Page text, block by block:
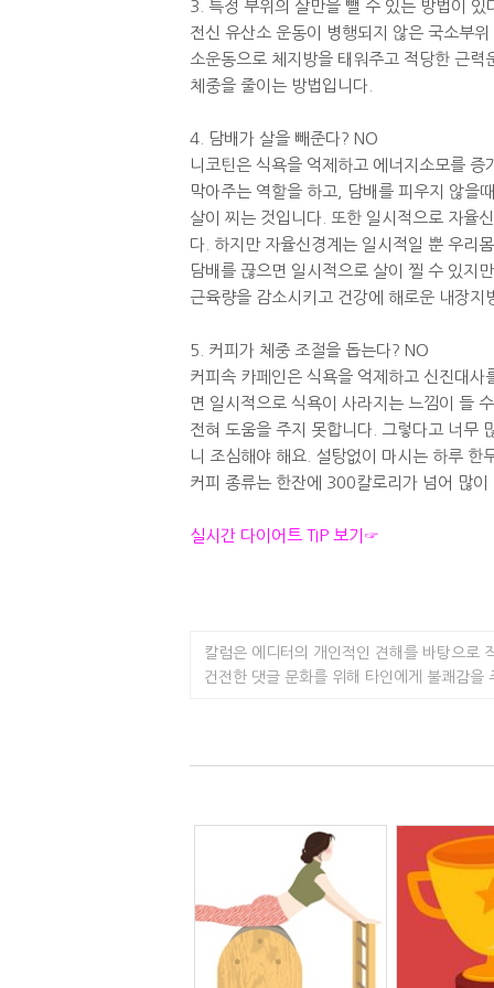
3. 특정 부위의 살만을 뺄 수 있는 방법이 있
전신 유산소 운동이 병행되지 않은 국소부
소운동으로 체지방을 태워주고 적당한 근
체중을 줄이는 방법입니다.
4. 담배가 살을 빼준다? NO
니코틴은 식욕을 억제하고 에너지소모를
막아주는 역할을 하고, 담배를 피우지 않을
살이 찌는 것입니다. 또한 일시적으로 자율
다. 하지만 자율신경계는 일시적일 뿐 우리
담배를 끊으면 일시적으로 살이 찔 수 있지
근육량을 감소시키고 건강에 해로운 내장
5. 커피가 체중 조절을 돕는다? NO
커피속 카페인은 식욕을 억제하고 신진대
면 일시적으로 식욕이 사라지는 느낌이 들
전혀 도움을 주지 못합니다. 그렇다고 너무
니 조심해야 해요. 설탕없이 마시는 하루
커피 종류는 한잔에 300칼로리가 넘어 많
실시간 다이어트 TIP 보기☞
칼럼은 에디터의 개인적인 견해를 바탕으로
건전한 댓글 문화를 위해 타인에게 불쾌감을